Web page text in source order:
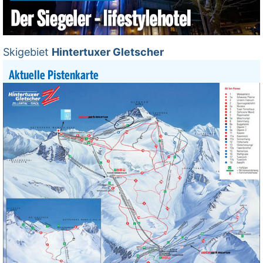
Skigebiet Hintertuxer Gletscher
Aktuelle Pistenkarte